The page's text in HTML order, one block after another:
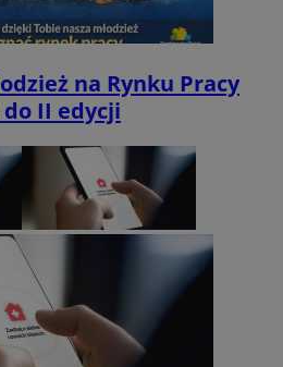
na Rynku Pracy
II edycji